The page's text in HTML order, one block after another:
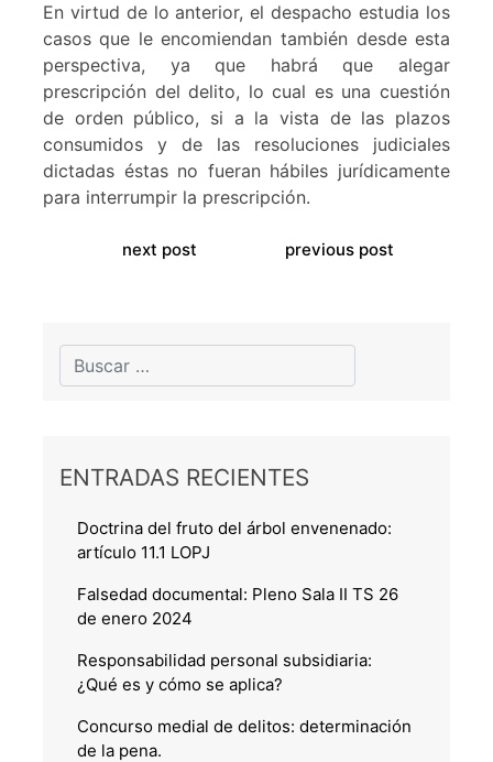
En virtud de lo anterior, el despacho estudia los
casos que le encomiendan también desde esta
perspectiva, ya que habrá que alegar
prescripción del delito, lo cual es una cuestión
de orden público, si a la vista de las plazos
consumidos y de las resoluciones judiciales
dictadas éstas no fueran hábiles jurídicamente
para interrumpir la prescripción.
previous post
next post
ENTRADAS RECIENTES
Doctrina del fruto del árbol envenenado:
artículo 11.1 LOPJ
Falsedad documental: Pleno Sala II TS 26
de enero 2024
Responsabilidad personal subsidiaria:
¿Qué es y cómo se aplica?
Concurso medial de delitos: determinación
de la pena.